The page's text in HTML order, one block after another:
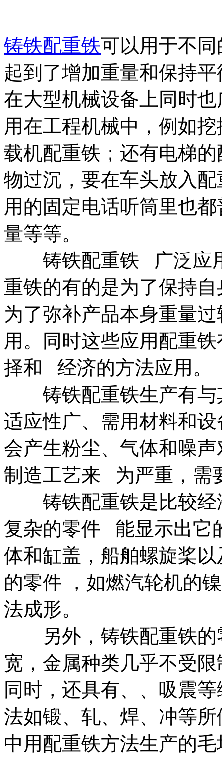
铸铁配重铁可以用于不
起到了增加重量和保持
在大型机械设备上同时
用在工程机械中，例如
载机配重铁；还有电梯
物过沉，要在车头放入
用的固定电话听筒里也
量等等。
铸铁配重铁 广泛应用
重铁的有的是为了保持
为了弥补产品本身重量
用。同时这些应用配重
择和 经济的方法应用。
铸铁配重铁生产有与
适应性广、需用材料和
会产生粉尘、气体和噪
制造工艺来 为严重，需
铸铁配重铁是比较经
复杂的零件 能显示出它
体和缸盖，船舶螺旋桨
的零件 ，如燃汽轮机的
法成形。
另外，铸铁配重铁的
宽，金属种类几乎不受
同时，还具有、、吸震
法如锻、轧、焊、冲等
中用配重铁方法生产的